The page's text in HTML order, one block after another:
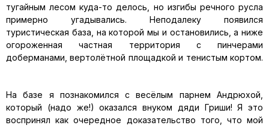
тугайным лесом куда-то делось, но изгибы речного русла
примерно угадывались. Неподалеку появился
туристическая база, на которой мы и остановились, а ниже
огороженная частная территория с пинчерами
доберманами, вертолётной площадкой и тенистым кортом.
На базе я познакомился с весёлым парнем Андрюхой,
который (надо же!) оказался внуком дяди Гриши! Я это
воспринял как очередное доказательство того, что мой